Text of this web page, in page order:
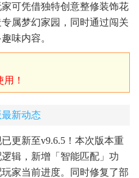
可凭借独特创意整修装饰花
属梦幻家园，同时通过闯关
味内容。
！
新动态
更新至v9.6.5！本次版本重
辑，新增「智能匹配」功
家当前进度。同时修复了部